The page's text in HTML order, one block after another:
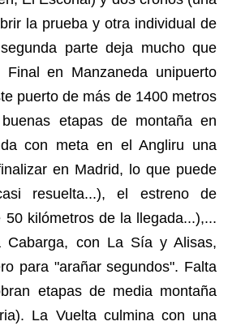
la prueba y otra individual de
parte deja mucho que
en Manzaneda unipuerto
puerto de más de 1400 metros
etapas de montaña en
con meta en el Angliru una
en Madrid, lo que puede
resuelta...), el estreno de
kilómetros de la llegada...),...
Cabarga, con La Sía y Alisas,
para "arañar segundos". Falta
etapas de media montaña
La Vuelta culmina con una